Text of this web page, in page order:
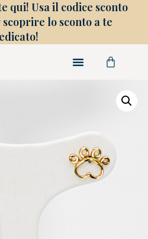
qui! Usa il codice sconto
scoprire lo sconto a te